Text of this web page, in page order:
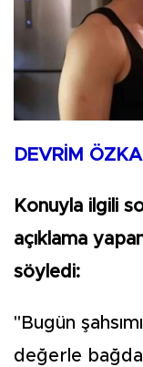
DEVRİM
Konuyla ilgili
açıklama
söyledi:
''Bugün
değerle